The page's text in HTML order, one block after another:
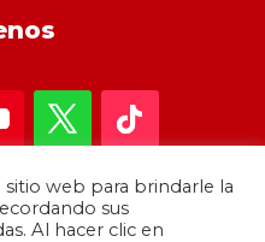
web para brindarle la
sus
Al hacer clic en